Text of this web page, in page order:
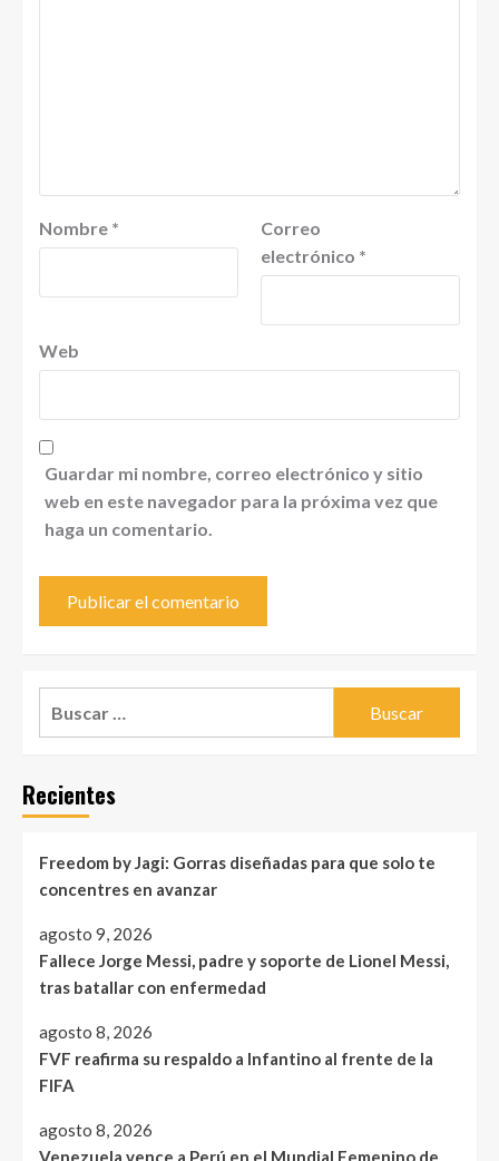
Nombre *
Correo
electrónico *
Web
Guardar mi nombre, correo electrónico y sitio
web en este navegador para la próxima vez que
haga un comentario.
Recientes
Freedom by Jagi: Gorras diseñadas para que solo te
concentres en avanzar
agosto 9, 2026
Fallece Jorge Messi, padre y soporte de Lionel Messi,
tras batallar con enfermedad
agosto 8, 2026
FVF reafirma su respaldo a Infantino al frente de la
FIFA
agosto 8, 2026
Venezuela vence a Perú en el Mundial Femenino de